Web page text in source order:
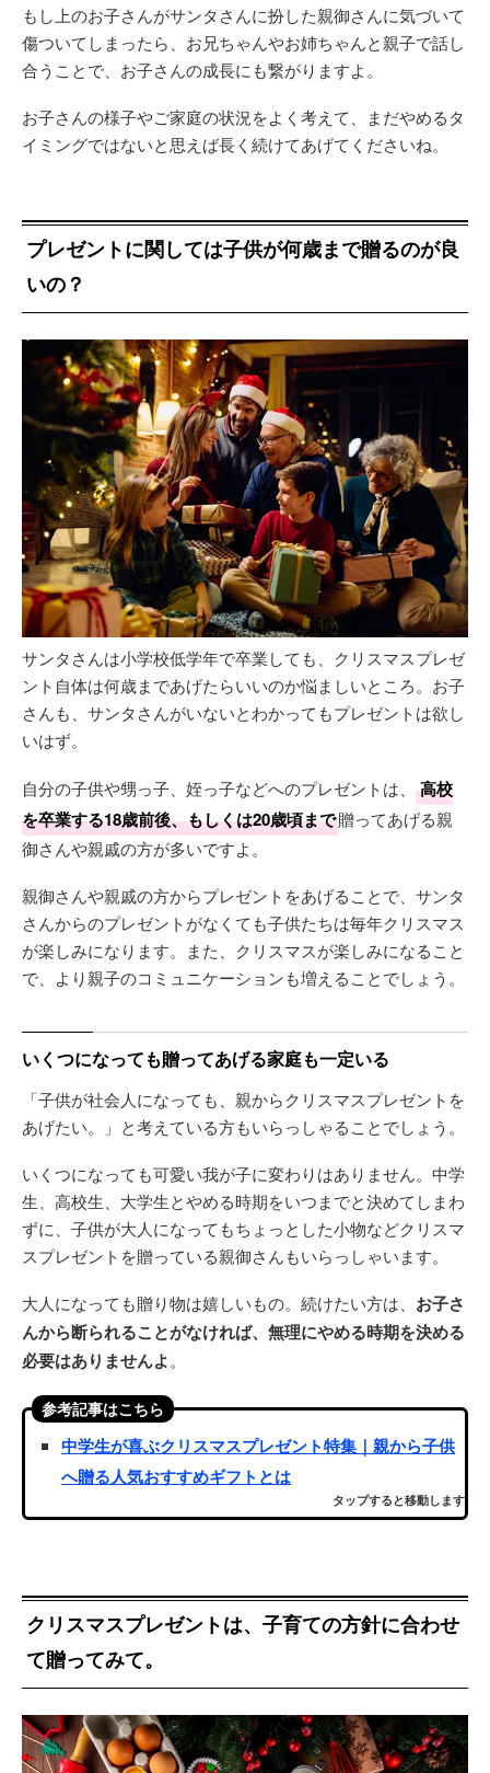
もし上のお子さんがサンタさんに扮した親御さんに気づいて
傷ついてしまったら、お兄ちゃんやお姉ちゃんと親子で話し
合うことで、お子さんの成長にも繋がりますよ。
お子さんの様子やご家庭の状況をよく考えて、まだやめるタ
イミングではないと思えば長く続けてあげてくださいね。
プレゼントに関しては子供が何歳まで贈るのが良
いの？
サンタさんは小学校低学年で卒業しても、クリスマスプレゼ
ント自体は何歳まであげたらいいのか悩ましいところ。お子
さんも、サンタさんがいないとわかってもプレゼントは欲し
いはず。
自分の子供や甥っ子、姪っ子などへのプレゼントは、
高校
を卒業する18歳前後、もしくは20歳頃まで贈ってあげる親
御さんや親戚の方が多いですよ。
親御さんや親戚の方からプレゼントをあげることで、サンタ
さんからのプレゼントがなくても子供たちは毎年クリスマス
が楽しみになります。また、クリスマスが楽しみになること
で、より親子のコミュニケーションも増えることでしょう。
いくつになっても贈ってあげる家庭も一定いる
「子供が社会人になっても、親からクリスマスプレゼントを
あげたい。」と考えている方もいらっしゃることでしょう。
いくつになっても可愛い我が子に変わりはありません。中学
生、高校生、大学生とやめる時期をいつまでと決めてしまわ
ずに、子供が大人になってもちょっとした小物などクリスマ
スプレゼントを贈っている親御さんもいらっしゃいます。
大人になっても贈り物は嬉しいもの。続けたい方は、 お子さ
んから断られることがなければ、無理にやめる時期を決める
必要はありませんよ。
参考記事はこちら
中学生が喜ぶクリスマスプレゼント特集｜親から子供
へ贈る人気おすすめギフトとは
タップすると移動します
クリスマスプレゼントは、子育ての方針に合わせ
て贈ってみて。